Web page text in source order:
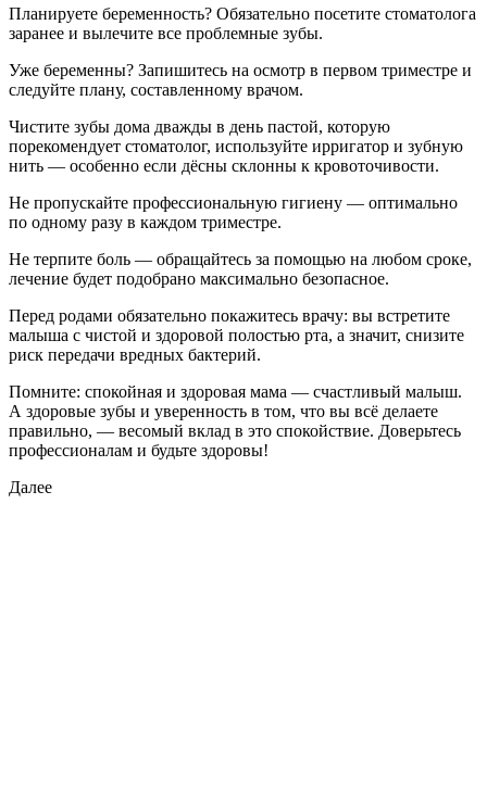
Планируете беременность? Обязательно посетите стоматолога
заранее и вылечите все проблемные зубы.
Уже беременны? Запишитесь на осмотр в первом триместре и
следуйте плану, составленному врачом.
Чистите зубы дома дважды в день пастой, которую
порекомендует стоматолог, используйте ирригатор и зубную
нить — особенно если дёсны склонны к кровоточивости.
Не пропускайте профессиональную гигиену — оптимально
по одному разу в каждом триместре.
Не терпите боль — обращайтесь за помощью на любом сроке,
лечение будет подобрано максимально безопасное.
Перед родами обязательно покажитесь врачу: вы встретите
малыша с чистой и здоровой полостью рта, а значит, снизите
риск передачи вредных бактерий.
Помните: спокойная и здоровая мама — счастливый малыш.
А здоровые зубы и уверенность в том, что вы всё делаете
правильно, — весомый вклад в это спокойствие. Доверьтесь
профессионалам и будьте здоровы!
Далее